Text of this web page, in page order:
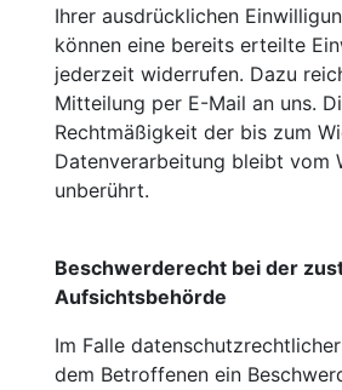
Ihrer ausdrücklichen
können eine bereits erteilte
jederzeit widerrufen. Dazu
Mitteilung per E-Mail an uns.
Rechtmäßigkeit der bis zum
Datenverarbeitung bleibt vom
unberührt.
Beschwerderecht bei der
Aufsichtsbehörde
Im Falle
dem Betroffenen ein